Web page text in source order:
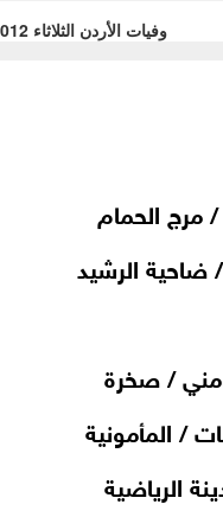
مرج الحمام
الرشيد
/ صخرة
/ المأمونية
الرياضية